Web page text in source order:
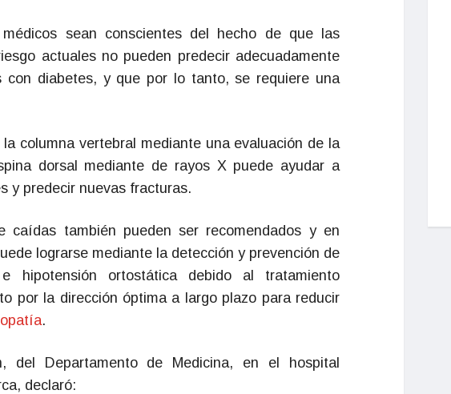
sean conscientes del hecho de que las
actuales no pueden predecir adecuadamente
con diabetes, y que por lo tanto, se requiere una
columna vertebral mediante una evaluación de la
dorsal mediante de rayos X puede ayudar a
y predecir nuevas fracturas.
caídas también pueden ser recomendados y en
lograrse mediante la detección y prevención de
hipotensión ortostática debido al tratamiento
por la dirección óptima a largo plazo para reducir
.
del Departamento de Medicina, en el hospital
declaró: